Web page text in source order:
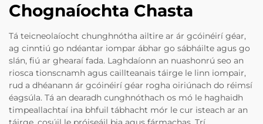
Chognaíochta Chasta
Tá teicneolaíocht chunghnótha ailtire ar ár gcóinéirí géar,
ag cinntiú go ndéantar iompar ábhar go sábháilte agus go
slán, fiú ar ghearaí fada. Laghdaíonn an nuashonrú seo an
riosca tionscnamh agus caillteanais táirge le linn iompair,
rud a dhéanann ár gcóinéirí géar rogha oiriúnach do réimsí
éagsúla. Tá an dearadh cunghnóthach os mó le haghaidh
timpeallachtaí ina bhfuil tábhacht mór le cur isteach ar an